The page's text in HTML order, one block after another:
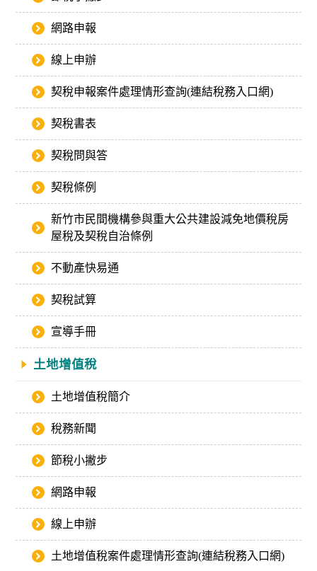
網路申報
線上申辦
契稅申報案件處理情形查詢(連結稅務入口網)
契稅書表
契稅問與答
契稅條例
新竹市民間機構參與重大公共建設減免地價稅房
屋稅及契稅自治條例
不動產快易通
契稅試算
宣導手冊
土地增值稅
土地增值稅簡介
稅務新聞
節稅小撇步
網路申報
線上申辦
土地增值稅案件處理情形查詢(連結稅務入口網)